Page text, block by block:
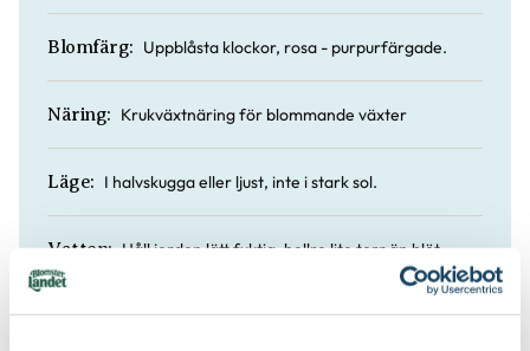
Blomfärg: Uppblåsta klockor, rosa - purpurfärgade.
Näring: Krukväxtnäring för blommande växter
Läge: I halvskugga eller ljust, inte i stark sol.
Vatten: Håll jorden lätt fuktig, hellre lite torr än blöt.
Övriga namn: Klockkalankoe